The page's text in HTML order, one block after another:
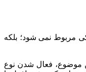
مربوط نمی‌ شود؛ بلکه
موضوع، فعال شدن نوع